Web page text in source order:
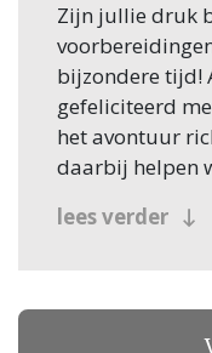
Zijn jullie druk
bijzondere tijd!
gefeliciteerd
het avontuur
daarbij helpen
Een van de
lees verder